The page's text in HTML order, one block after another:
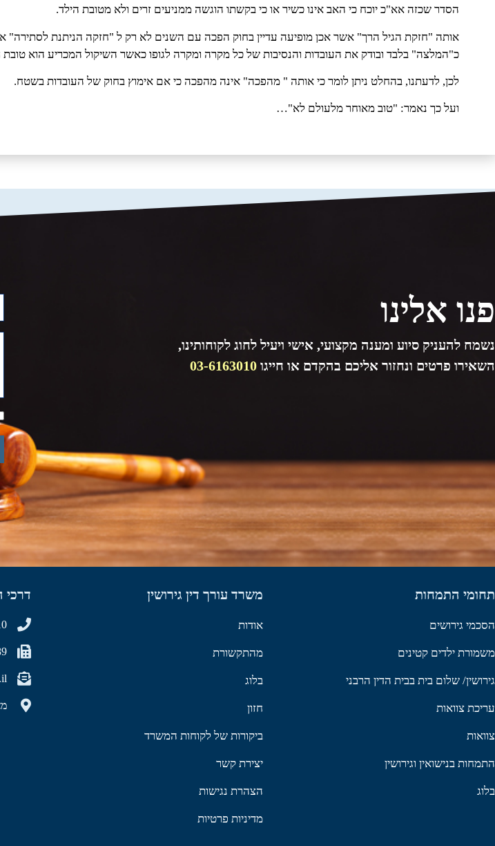
הסדר שכזה אא"כ יוכח כי האב אינו כשיר או כי בקשתו הוגשה ממניעים זרים ולא מטובת הילד.
אותה "חזקת הגיל הרך" אשר אכן מופיעה עדיין בחוק הפכה עם השנים לא רק ל "חזקה הניתנת
כ"המלצה" בלבד ובודק את העובדות והנסיבות של כל מקרה ומקרה לגופו כאשר השיקול המכריע הוא טובת
לכן, לדעתנו, בהחלט ניתן לומר כי אותה " מהפכה" אינה מהפכה כי אם אימוץ בחוק של העובדות בשטח.
ועל כך נאמר: "טוב מאוחר מלעולם לא"…
פנו אלינו
נשמח להעניק סיוע ומענה מקצועי, אישי ויעיל לחוג לקוחותינו,
השאירו פרטים ונחזור אליכם בהקדם או חייגו 03-6163010
תחומי התמחות
הסכמי גירושים
משמורת ילדים קטינים
גירושין/ שלום בית בבית הדין הרבני
עריכת צוואות
צוואות
התמחות בנישואין וגירושין
בלוג
משרד עורך דין גירושין
אודות
מהתקשורת
בלוג
חזון
ביקורות של לקוחות המשרד
יצירת קשר
הצהרת נגישות
מדיניות פרטיות
מצדה 7